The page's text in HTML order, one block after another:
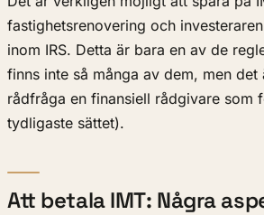
fastighetsrenovering och
inom IRS. Detta är bara en av de
finns inte så många av dem, men
rådfråga en finansiell rådgivare som
tydligaste sättet).
Att betala IMT: Några